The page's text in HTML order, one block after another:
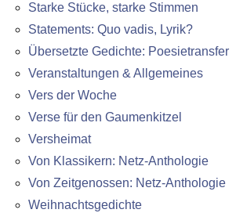
Starke Stücke, starke Stimmen
Statements: Quo vadis, Lyrik?
Übersetzte Gedichte: Poesietransfer
Veranstaltungen & Allgemeines
Vers der Woche
Verse für den Gaumenkitzel
Versheimat
Von Klassikern: Netz-Anthologie
Von Zeitgenossen: Netz-Anthologie
Weihnachtsgedichte